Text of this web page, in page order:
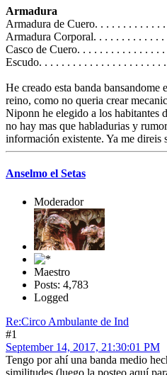
Armadura
Armadura de Cuero. . . . . . . . . . . .
Armadura Corporal. . . . . . . . . . . .
Casco de Cuero. . . . . . . . . . . . . . .
Escudo. . . . . . . . . . . . . . . . . . . . . .
He creado esta banda bansandome
reino, como no queria crear
Niponn he elegido a los habitantes
no hay mas que habladurias y
información existente. Ya me direis
Anselmo el Setas
Moderador
Maestro
Posts: 4,783
Logged
Re:Circo Ambulante de Ind
#1
September 14, 2017, 21:30:01 PM
Tengo por ahí una banda medio